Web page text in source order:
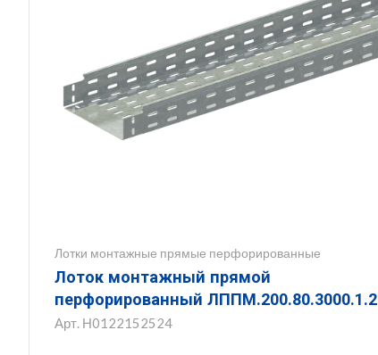
Лотки монтажные прямые перфорированные
Лоток монтажный прямой
перфорированный ЛППМ.200.80.3000.1.2
Арт. Н0122152524